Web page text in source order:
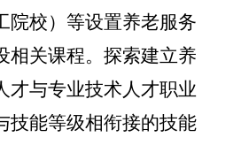
院校）等设置养老服务
相关课程。探索建立养
才与专业技术人才职业
技能等级相衔接的技能